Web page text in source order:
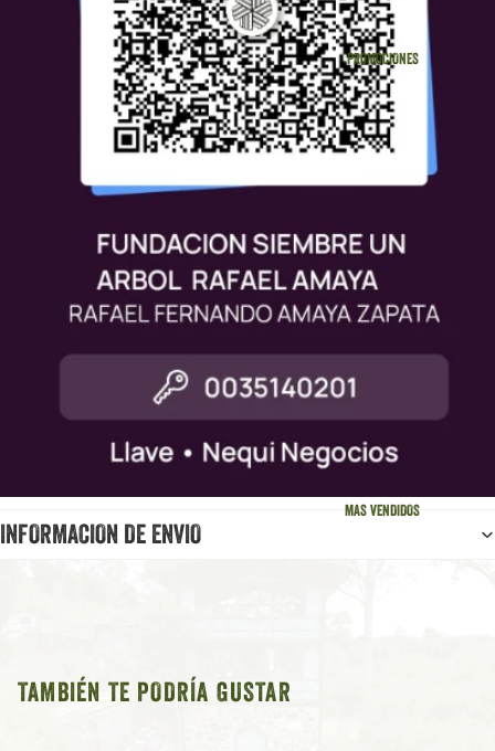
PROMOCIONES
MAS VENDIDOS
INFORMACION DE ENVIO
TAMBIÉN TE PODRÍA GUSTAR